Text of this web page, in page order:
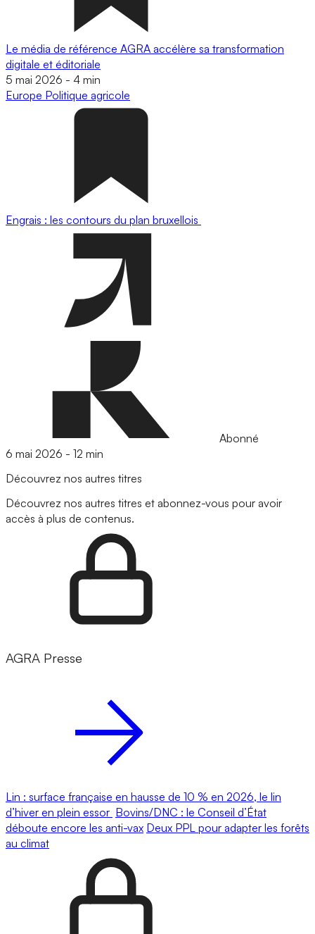
Le média de référence AGRA accélère sa transformation
digitale et éditoriale
5 mai 2026 - 4 min
Europe Politique agricole
Engrais : les contours du plan bruxellois
Abonné
6 mai 2026 - 12 min
Découvrez nos autres titres
Découvrez nos autres titres et abonnez-vous pour avoir
accès à plus de contenus.
AGRA Presse
Lin : surface française en hausse de 10 % en 2026, le lin
d’hiver en plein essor Bovins/DNC : le Conseil d’État
déboute encore les anti-vax Deux PPL pour adapter les forêts
au climat